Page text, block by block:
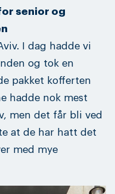
senior og
I dag hadde vi
og tok en
pakket kofferten
hadde nok mest
men det får bli ved
at de har hatt det
med mye